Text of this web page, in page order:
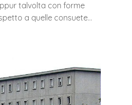
talvolta con forme
a quelle consuete…